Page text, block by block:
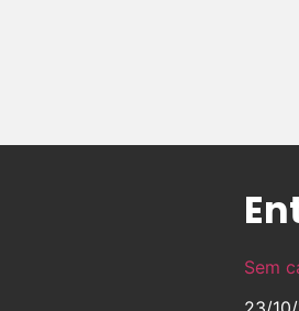
Sem